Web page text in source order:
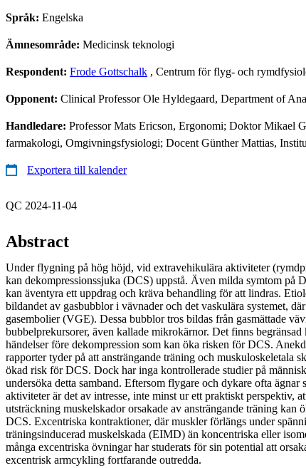
Språk: Engelska
Ämnesområde: Medicinsk teknologi
Respondent: Frode Gottschalk , Centrum för flyg- och
Opponent: Clinical Professor Ole Hyldegaard, Department of
Handledare: Professor Mats Ericson, Ergonomi; Doktor Mikael
farmakologi, Omgivningsfysiologi; Docent Günther Mattias,
Exportera till kalender
QC 2024-11-04
Abstract
Under flygning på hög höjd, vid extravehikulära aktiviteter
kan dekompressionssjuka (DCS) uppstå. Även milda symtom på
kan äventyra ett uppdrag och kräva behandling för att lindras.
bildandet av gasbubblor i vävnader och det vaskulära systemet,
gasembolier (VGE). Dessa bubblor tros bildas från gasmättade
bubbelprekursorer, även kallade mikrokärnor. Det finns
händelser före dekompression som kan öka risken för DCS.
rapporter tyder på att ansträngande träning och muskuloskeletala
ökad risk för DCS. Dock har inga kontrollerade studier på
undersöka detta samband. Eftersom flygare och dykare ofta ägnar
aktiviteter är det av intresse, inte minst ur ett praktiskt perspektiv,
utsträckning muskelskador orsakade av ansträngande träning kan
DCS. Excentriska kontraktioner, där muskler förlängs under
träningsinducerad muskelskada (EIMD) än koncentriska eller
många excentriska övningar har studerats för sin potential att
excentrisk armcykling fortfarande outredda.